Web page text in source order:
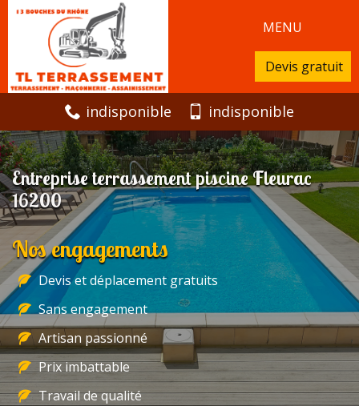
MENU
Devis gratuit
indisponible indisponible
Entreprise terrassement piscine Fleurac
16200
Nos engagements
Devis et déplacement gratuits
Sans engagement
Artisan passionné
Prix imbattable
Travail de qualité